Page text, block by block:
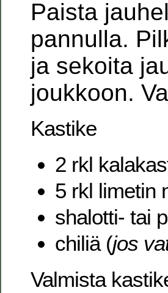
Paista
pannulla.
ja sekoita
joukkoon.
Kastike
2 rkl
5 rkl limetin
shalotti- tai
chiliä (jos
Valmista